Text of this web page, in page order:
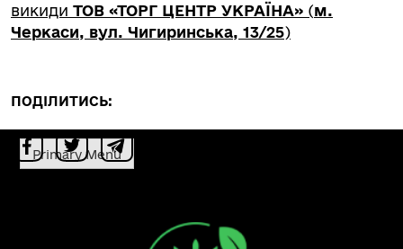
викиди ТОВ «ТОРГ ЦЕНТР УКРАЇНА» (м.
Черкаси, вул. Чигиринська, 13/25)
ПОДІЛИТИСЬ:
Primary Menu